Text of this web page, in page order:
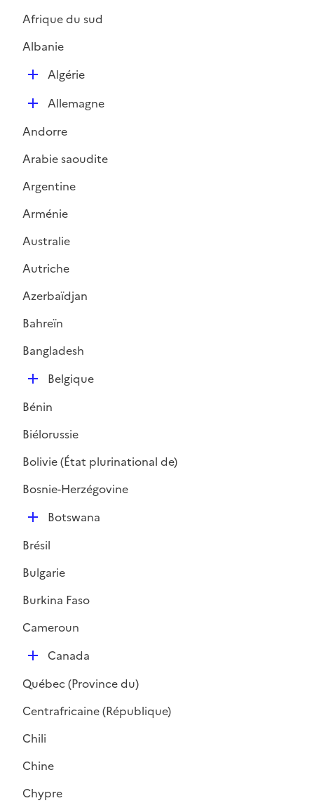
r
i
e
r
p
l
e
Afrique du sud
Albanie
D
p
l
i
e
Algérie
D
p
l
e
Allemagne
Andorre
Arabie saoudite
Argentine
Arménie
Australie
Autriche
Azerbaïdjan
Bahreïn
Bangladesh
D
p
l
e
Belgique
Bénin
Biélorussie
Bolivie (État plurinational de)
Bosnie-Herzégovine
D
p
l
i
e
Botswana
Brésil
Bulgarie
Burkina Faso
Cameroun
D
p
l
e
Canada
Québec (Province du)
Centrafricaine (République)
Chili
Chine
Chypre